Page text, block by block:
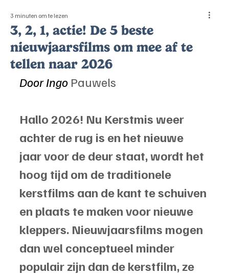
3, 2, 1, actie! De 5 beste
nieuwjaarsfilms om mee af te
tellen naar 2026
3 minuten om te lezen
Door Ingo Pauwels
Hallo 2026! Nu Kerstmis weer
achter de rug is en het nieuwe
jaar voor de deur staat, wordt het
hoog tijd om de traditionele
kerstfilms aan de kant te schuiven
en plaats te maken voor nieuwe
kleppers. Nieuwjaarsfilms mogen
dan wel conceptueel minder
populair zijn dan de kerstfilm, ze